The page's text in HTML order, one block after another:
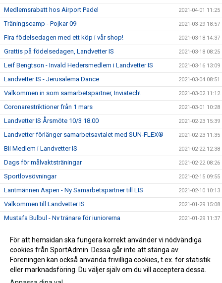
Medlemsrabatt hos Airport Padel 2021-04-01 11:25
Träningscamp - Pojkar 09 2021-03-29 18:57
Fira födelsedagen med ett köp i vår shop! 2021-03-18 14:37
Grattis på födelsedagen, Landvetter IS 2021-03-18 08:25
Leif Bengtson - Invald Hedersmedlem i Landvetter IS 2021-03-16 13:09
Landvetter IS - Jerusalema Dance 2021-03-04 08:51
Välkommen in som samarbetspartner, Inviatech! 2021-03-02 11:12
Coronarestriktioner från 1 mars 2021-03-01 10:28
Landvetter IS Årsmöte 10/3 18.00 2021-02-23 15:39
Landvetter förlänger samarbetsavtalet med SUN-FLEX® 2021-02-23 11:35
Bli Medlem i Landvetter IS 2021-02-22 12:38
Dags för målvaktsträningar 2021-02-22 08:26
Sportlovsövningar 2021-02-15 09:55
Lantmännen Aspen - Ny Samarbetspartner till LIS 2021-02-10 10:13
Välkommen till Landvetter IS 2021-01-29 15:08
Mustafa Bulbul - Ny tränare för juniorerna 2021-01-29 11:37
Landvetter IS välkomnar Hertzmans Kakel & Klinker in i
värmen
För att hemsidan ska fungera korrekt använder vi nödvändiga
cookies från SportAdmin. Dessa går inte att stänga av.
Föreningen kan också använda frivilliga cookies, t.ex. för statistik
eller marknadsföring. Du väljer själv om du vill acceptera dessa.